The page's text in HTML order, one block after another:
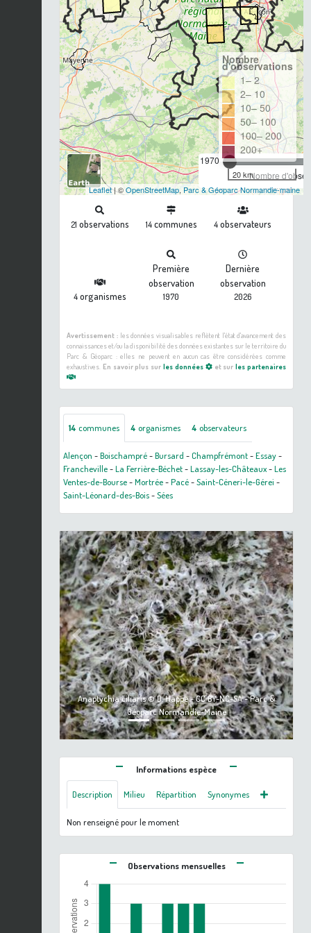
1970
Nombre
Nombre
d'observations
1– 2
2– 10
10– 50
50– 100
100– 200
200+
20 km
Leaflet| ©OpenStreetMap, Parc & Géoparc Normandie-maine
21 observations 14 communes 4observateurs
4organismes
Première
observation
1970
Dernière
observation
2026
Avertissement :les données visualisables reflètent l'état d'avancement des
connaissances et/ou la disponibilité des données existantes sur le territoire du
Parc & Géoparc : elles ne peuvent en aucun cas être considérées comme
exhaustives. En savoir plus sur les données et surles partenaires
14 communes 4 organismes 4 observateurs
Alençon -Boischampré-Bursard -Champfrémont-Essay-
Francheville-La Ferrière-Béchet-Lassay-les-Châteaux-Les
Ventes-de-Bourse-Mortrée-Pacé-Saint-Céneri-le-Gérei -
Saint-Léonard-des-Bois-Sées
Anaptychia ciliaris © D. Happe - CC BY-NC-SA - Parc &
Géoparc Normandie-Maine
Previous Next
Informations espèce
Description Milieu Répartition Synonymes
Non renseigné pour le moment
Observations mensuelles